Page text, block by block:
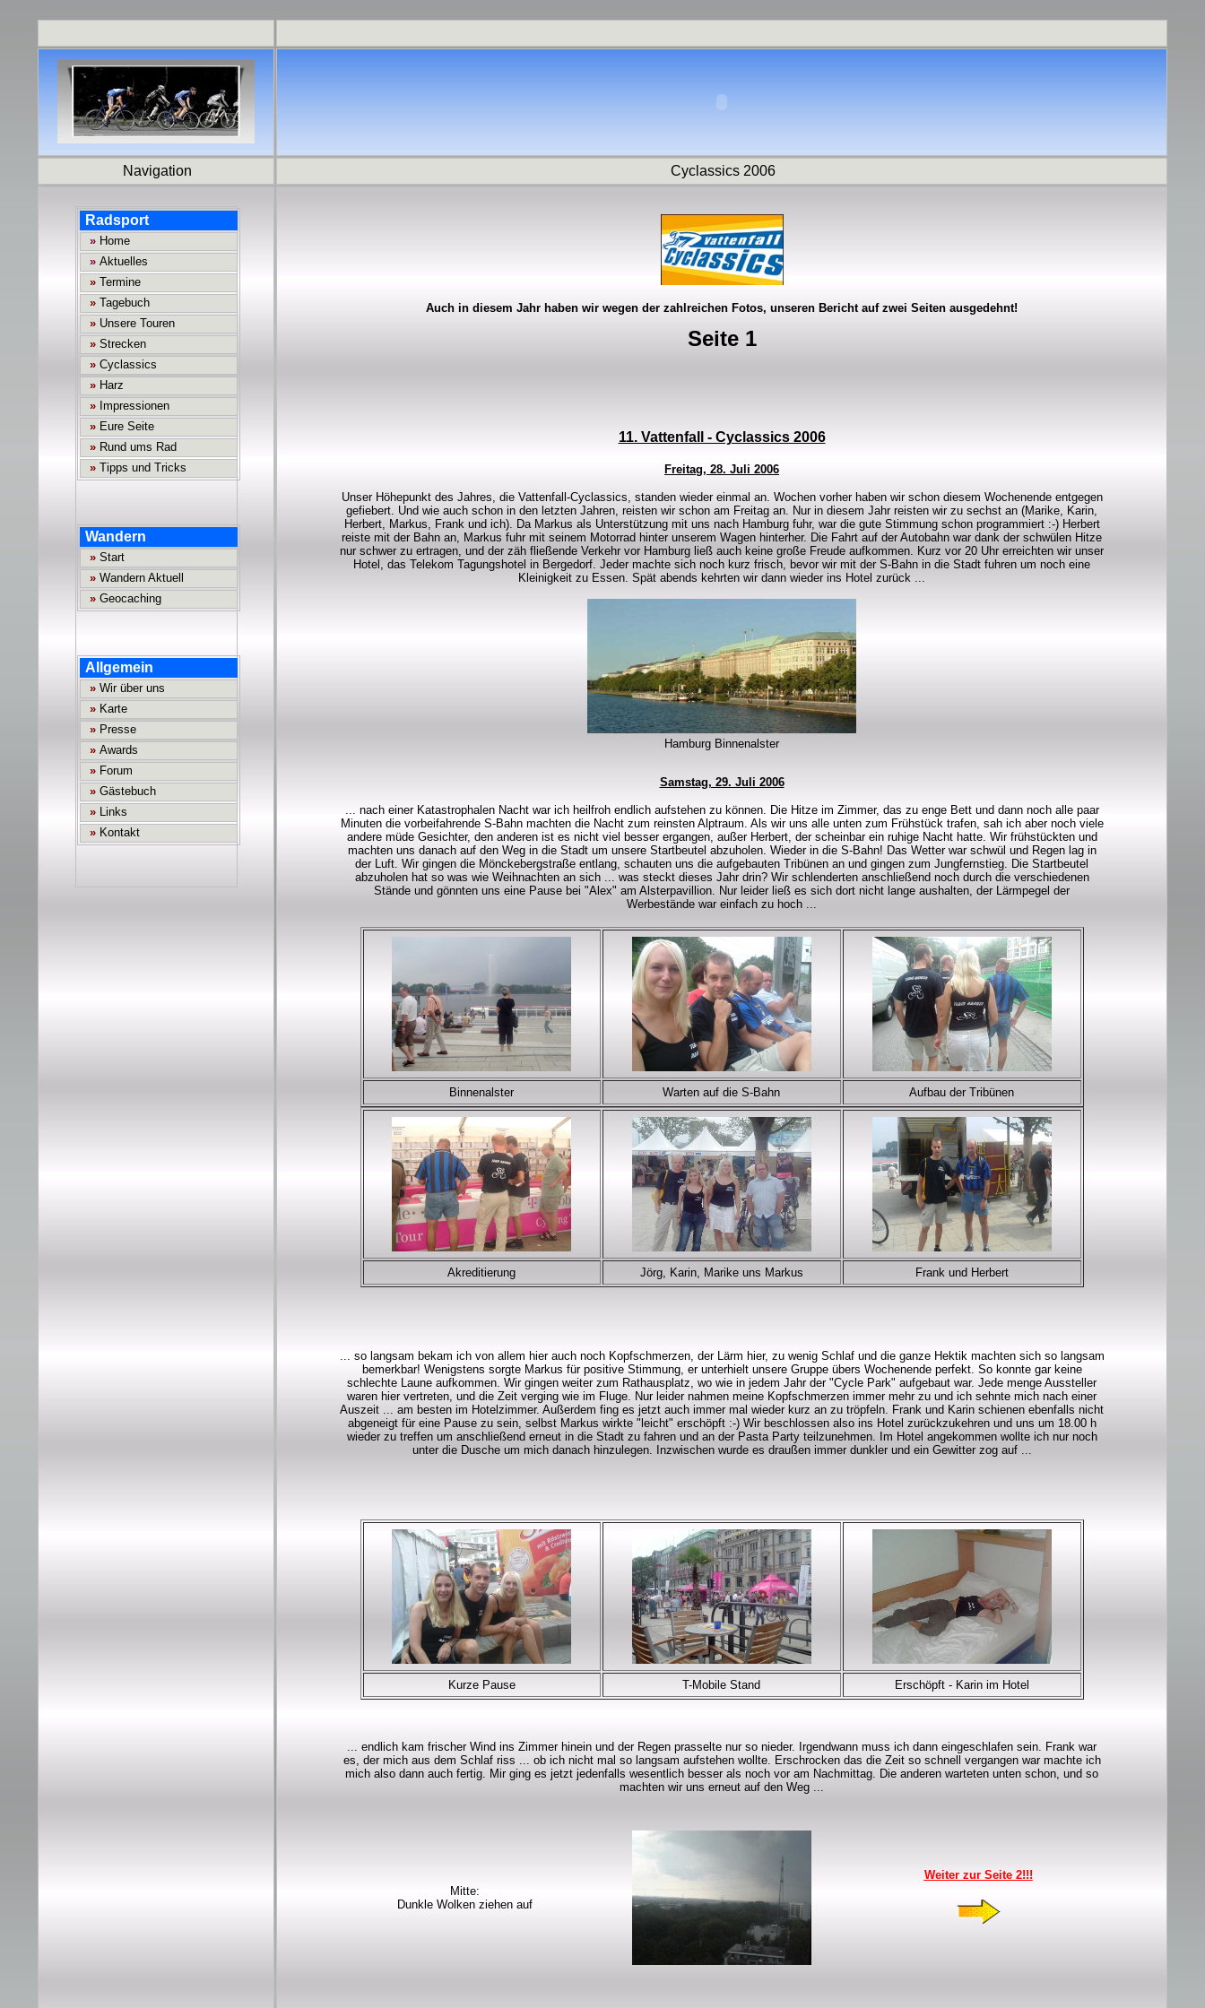
Navigation Cyclassics 2006
Auch in diesem Jahr haben wir wegen der zahlreichen Fotos, unseren Bericht auf zwei Seiten ausgedehnt!
Seite 1
11. Vattenfall - Cyclassics 2006
Freitag, 28. Juli 2006
Unser Höhepunkt des Jahres, die Vattenfall-Cyclassics, standen wieder einmal an. Wochen vorher haben wir schon diesem Wochenende entgegen
gefiebert. Und wie auch schon in den letzten Jahren, reisten wir schon am Freitag an. Nur in diesem Jahr reisten wir zu sechst an (Marike, Karin,
Herbert, Markus, Frank und ich). Da Markus als Unterstützung mit uns nach Hamburg fuhr, war die gute Stimmung schon programmiert :-) Herbert
reiste mit der Bahn an, Markus fuhr mit seinem Motorrad hinter unserem Wagen hinterher. Die Fahrt auf der Autobahn war dank der schwülen Hitze
nur schwer zu ertragen, und der zäh fließende Verkehr vor Hamburg ließ auch keine große Freude aufkommen. Kurz vor 20 Uhr erreichten wir unser
Hotel, das Telekom Tagungshotel in Bergedorf. Jeder machte sich noch kurz frisch, bevor wir mit der S-Bahn in die Stadt fuhren um noch eine
Kleinigkeit zu Essen. Spät abends kehrten wir dann wieder ins Hotel zurück ...
Hamburg Binnenalster
Samstag, 29. Juli 2006
... nach einer Katastrophalen Nacht war ich heilfroh endlich aufstehen zu können. Die Hitze im Zimmer, das zu enge Bett und dann noch alle paar
Minuten die vorbeifahrende S-Bahn machten die Nacht zum reinsten Alptraum. Als wir uns alle unten zum Frühstück trafen, sah ich aber noch viele
andere müde Gesichter, den anderen ist es nicht viel besser ergangen, außer Herbert, der scheinbar ein ruhige Nacht hatte. Wir frühstückten und
machten uns danach auf den Weg in die Stadt um unsere Startbeutel abzuholen. Wieder in die S-Bahn! Das Wetter war schwül und Regen lag in
der Luft. Wir gingen die Mönckebergstraße entlang, schauten uns die aufgebauten Tribünen an und gingen zum Jungfernstieg. Die Startbeutel
abzuholen hat so was wie Weihnachten an sich ... was steckt dieses Jahr drin? Wir schlenderten anschließend noch durch die verschiedenen
Stände und gönnten uns eine Pause bei "Alex" am Alsterpavillion. Nur leider ließ es sich dort nicht lange aushalten, der Lärmpegel der
Werbestände war einfach zu hoch ...
Binnenalster Warten auf die S-Bahn Aufbau der Tribünen
Akreditierung Jörg, Karin, Marike uns Markus Frank und Herbert
... so langsam bekam ich von allem hier auch noch Kopfschmerzen, der Lärm hier, zu wenig Schlaf und die ganze Hektik machten sich so langsam
bemerkbar! Wenigstens sorgte Markus für positive Stimmung, er unterhielt unsere Gruppe übers Wochenende perfekt. So konnte gar keine
schlechte Laune aufkommen. Wir gingen weiter zum Rathausplatz, wo wie in jedem Jahr der "Cycle Park" aufgebaut war. Jede menge Aussteller
waren hier vertreten, und die Zeit verging wie im Fluge. Nur leider nahmen meine Kopfschmerzen immer mehr zu und ich sehnte mich nach einer
Auszeit ... am besten im Hotelzimmer. Außerdem fing es jetzt auch immer mal wieder kurz an zu tröpfeln. Frank und Karin schienen ebenfalls nicht
abgeneigt für eine Pause zu sein, selbst Markus wirkte "leicht" erschöpft :-) Wir beschlossen also ins Hotel zurückzukehren und uns um 18.00 h
wieder zu treffen um anschließend erneut in die Stadt zu fahren und an der Pasta Party teilzunehmen. Im Hotel angekommen wollte ich nur noch
unter die Dusche um mich danach hinzulegen. Inzwischen wurde es draußen immer dunkler und ein Gewitter zog auf ...
Kurze Pause T-Mobile Stand Erschöpft - Karin im Hotel
... endlich kam frischer Wind ins Zimmer hinein und der Regen prasselte nur so nieder. Irgendwann muss ich dann eingeschlafen sein. Frank war
es, der mich aus dem Schlaf riss ... ob ich nicht mal so langsam aufstehen wollte. Erschrocken das die Zeit so schnell vergangen war machte ich
mich also dann auch fertig. Mir ging es jetzt jedenfalls wesentlich besser als noch vor am Nachmittag. Die anderen warteten unten schon, und so
machten wir uns erneut auf den Weg ...
Mitte:
Dunkle Wolken ziehen auf
Weiter zur Seite 2!!!